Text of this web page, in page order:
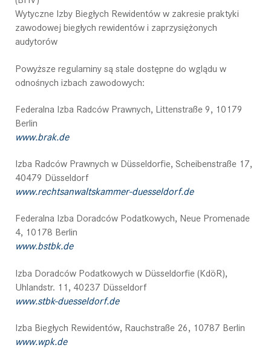
Wytyczne Izby Biegłych Rewidentów w zakresie praktyki
zawodowej biegłych rewidentów i zaprzysiężonych
audytorów
Powyższe regulaminy są stale dostępne do wglądu w
odnośnych izbach zawodowych:
Federalna Izba Radców Prawnych, Littenstraße 9, 10179
Berlin
www.brak.de
Izba Radców Prawnych w Düsseldorfie, Scheibenstraße 17,
40479 Düsseldorf
www.rechtsanwaltskammer-duesseldorf.de
Federalna Izba Doradców Podatkowych, Neue Promenade
4, 10178 Berlin
www.bstbk.de
Izba Doradców Podatkowych w Düsseldorfie (KdöR),
Uhlandstr. 11, 40237 Düsseldorf
www.stbk-duesseldorf.de
Izba Biegłych Rewidentów, Rauchstraße 26, 10787 Berlin
www.wpk.de